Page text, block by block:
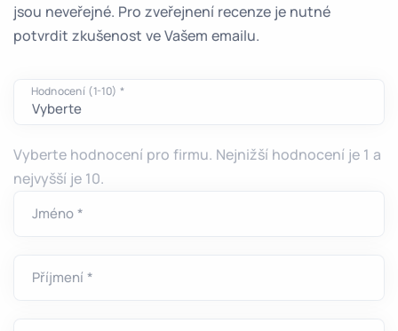
jsou neveřejné. Pro zveřejnení recenze je nutné
potvrdit zkušenost ve Vašem emailu.
Hodnocení (1-10) *
Vyberte hodnocení pro firmu. Nejnižší hodnocení je 1 a
nejvyšší je 10.
Jméno *
Příjmení *